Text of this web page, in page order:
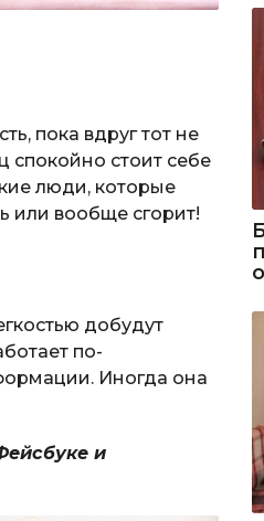
пока вдруг тот не
спокойно стоит себе
люди, которые
или вообще сгорит!
добудут
по-
Иногда она
и